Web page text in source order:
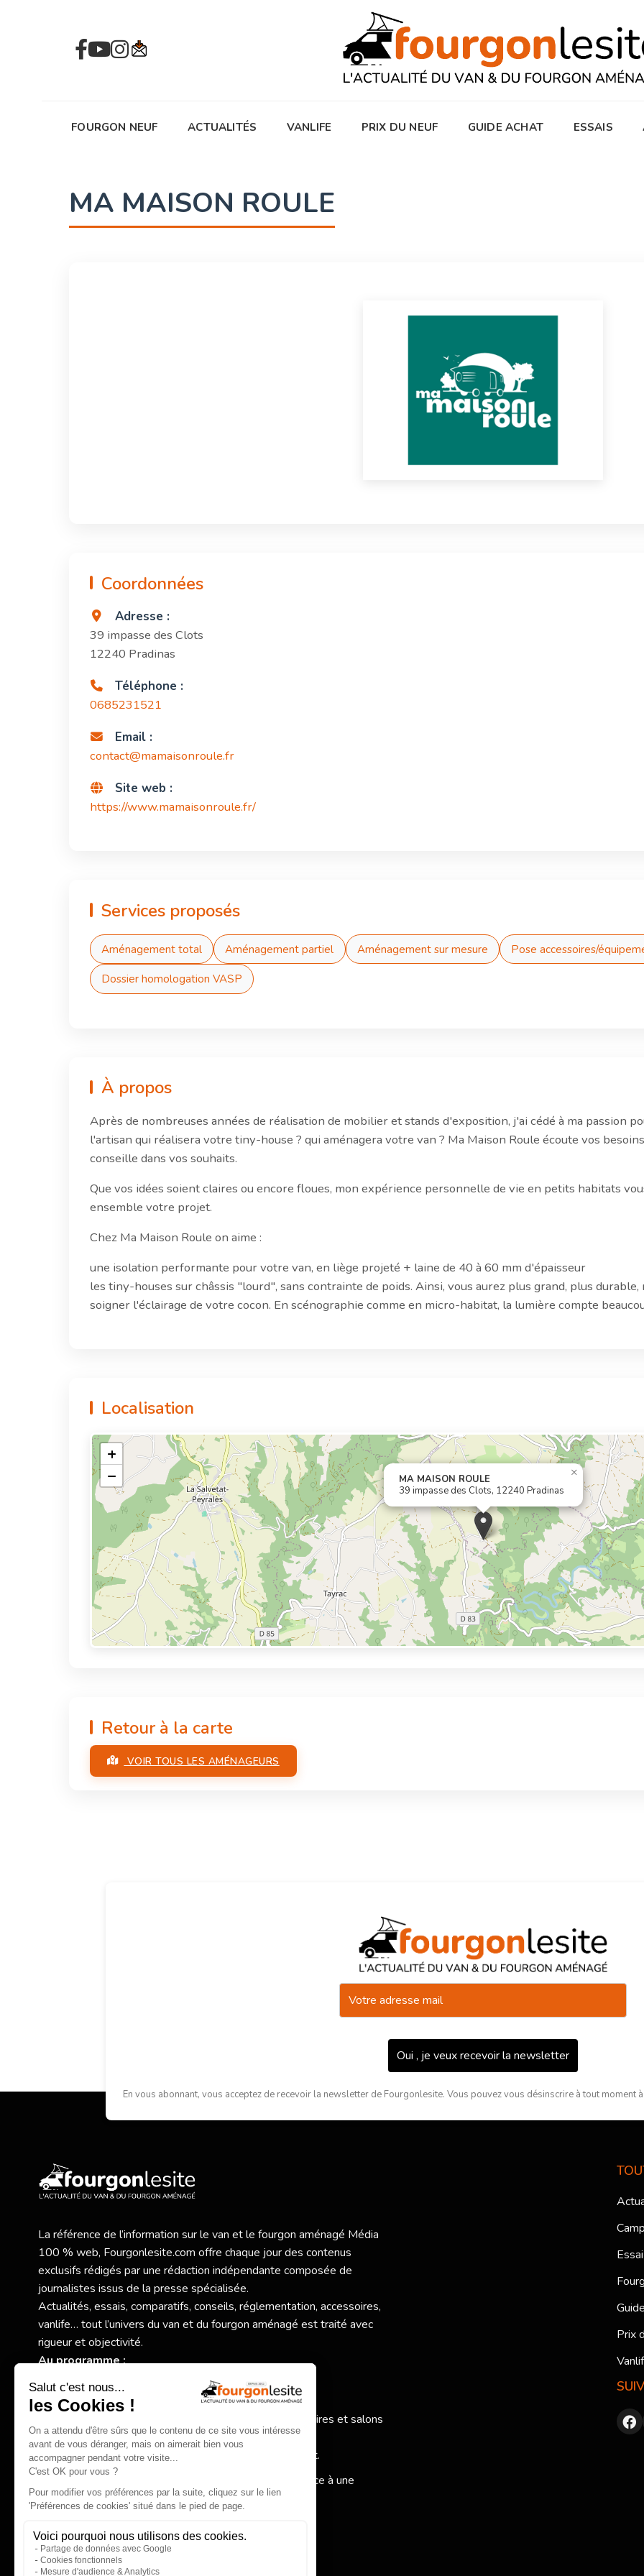
FOURGON NEUF ACTUALITÉS VANLIFE PRIX DU NEUF GUIDE ACHAT ESSAIS
MA MAISON ROULE
Coordonnées
Adresse :
39 impasse des Clots
12240 Pradinas
Téléphone :
0685231521
Email :
contact@mamaisonroule.fr
Site web :
https://www.mamaisonroule.fr/
Services proposés
Aménagement total Aménagement partiel Aménagement sur mesure Pose accessoires/
Dossier homologation VASP
À propos
Après de nombreuses années de réalisation de mobilier et stands d'exposition, j'ai cédé à ma passion
l'artisan qui réalisera votre tiny-house ? qui aménagera votre van ? Ma Maison Roule écoute vos
conseille dans vos souhaits.
Que vos idées soient claires ou encore floues, mon expérience personnelle de vie en petits habitats
ensemble votre projet.
Chez Ma Maison Roule on aime :
une isolation performante pour votre van, en liège projeté + laine de 40 à 60 mm d'épaisseur
les tiny-houses sur châssis "lourd", sans contrainte de poids. Ainsi, vous aurez plus grand, plus durable,
soigner l'éclairage de votre cocon. En scénographie comme en micro-habitat, la lumière compte
Localisation
MA MAISON ROULE
39 impasse des Clots, 12240 Pradinas
×
+
−
Retour à la carte
VOIR TOUS LES AMÉNAGEURS
Oui , je veux recevoir la newsletter
En vous abonnant, vous acceptez de recevoir la newsletter de Fourgonlesite. Vous pouvez vous désinscrire à tout
La référence de l’information sur le van et le fourgon aménagé Média
100 % web, Fourgonlesite.com offre chaque jour des contenus
exclusifs rédigés par une rédaction indépendante composée de
journalistes issus de la presse spécialisée.
Actualités, essais, comparatifs, conseils, réglementation, accessoires,
vanlife… tout l’univers du van et du fourgon aménagé est traité avec
rigueur et objectivité.
Au programme :
Nouveaux modèles et essais exclusifs,
Comparatifs et conseils pratiques pour bien choisir,
Actualité des constructeurs, réglementation, accessoires et salons
spécialisés,
Inspirations autour de la vanlife et du voyage itinérant.
Fourgonlesite.com
, votre guide pour un choix éclairé grâce à une
information claire, complète et indépendante.
EN SAVOIR PLUS
Prix